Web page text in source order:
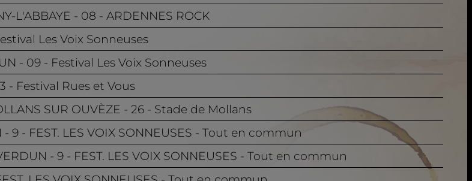
L'ABBAYE - 08 - ARDENNES ROCK
Les Voix Sonneuses
- 09 - Festival Les Voix Sonneuses
- Festival Rues et Vous
SUR OUVÈZE - 26 - Stade de Mollans
- 9 - FEST. LES VOIX SONNEUSES - Tout en commun
- 9 - FEST. LES VOIX SONNEUSES - Tout en commun